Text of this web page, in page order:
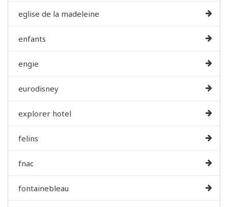
eglise de la madeleine
enfants
engie
eurodisney
explorer hotel
felins
fnac
fontainebleau